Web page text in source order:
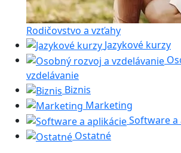
Rodičovstvo a vzťahy
Jazykové kurzy
vzdelávanie
Biznis
Marketing
Software a
Ostatné